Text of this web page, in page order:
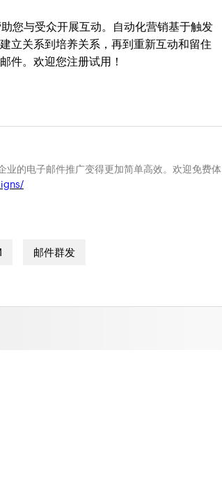
您与受众开展互动。自动化营销基于触发
立关系到培养关系，再到重新互动和留住
件。欢迎您注册试用！
业的电子邮件推广变得更加简单高效。欢迎免费体
邮件群发